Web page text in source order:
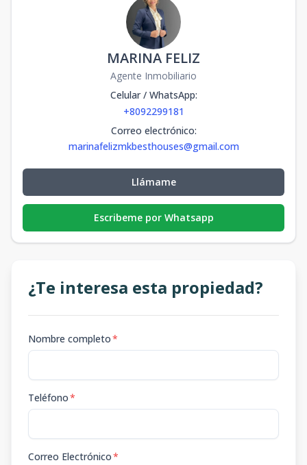
MARINA FELIZ
Agente Inmobiliario
Celular / WhatsApp:
+8092299181
Correo electrónico:
marinafelizmkbesthouses@gmail.com
Llámame
Escribeme por Whatsapp
¿Te interesa esta propiedad?
Nombre completo*
Teléfono*
Correo Electrónico*